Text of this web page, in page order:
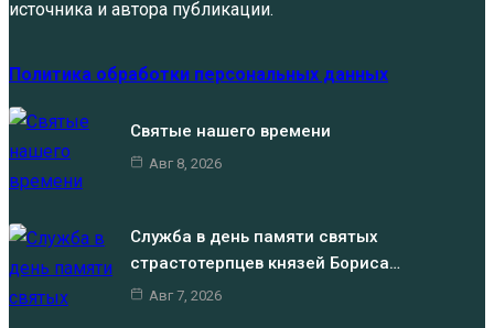
источника и автора публикации.
Политика обработки персональных данных
Святые нашего времени
Авг 8, 2026
Служба в день памяти святых
страстотерпцев князей Бориса…
Авг 7, 2026